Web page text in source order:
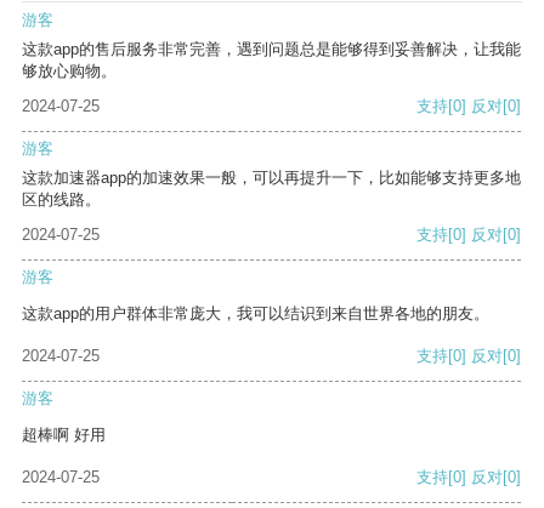
游客
这款app的售后服务非常完善，遇到问题总是能够得到妥善解决，让我能
够放心购物。
2024-07-25
支持[0] 反对[0]
游客
这款加速器app的加速效果一般，可以再提升一下，比如能够支持更多地
区的线路。
2024-07-25
支持[0] 反对[0]
游客
这款app的用户群体非常庞大，我可以结识到来自世界各地的朋友。
2024-07-25 支持[0] 反对[0]
游客
超棒啊 好用
2024-07-25 支持[0] 反对[0]